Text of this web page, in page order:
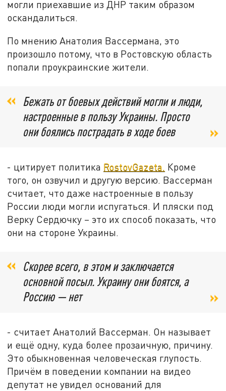
могли приехавшие из ДНР таким образом
оскандалиться.
По мнению Анатолия Вассермана, это
произошло потому, что в Ростовскую область
попали проукраинские жители.
Бежать от боевых действий могли и люди,
настроенные в пользу Украины. Просто
они боялись пострадать в ходе боев
- цитирует политика RostovGazeta. Кроме
того, он озвучил и другую версию. Вассерман
считает, что даже настроенные в пользу
России люди могли испугаться. И пляски под
Верку Сердючку – это их способ показать, что
они на стороне Украины.
Скорее всего, в этом и заключается
основной посыл. Украину они боятся, а
Россию — нет
- считает Анатолий Вассерман. Он называет
и ещё одну, куда более прозаичную, причину.
Это обыкновенная человеческая глупость.
Причём в поведении компании на видео
депутат не увидел оснований для